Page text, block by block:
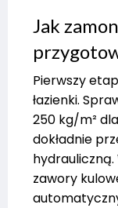
Jak
Pierwszy
łazienki.
250 kg/m²
dokładnie
zawory